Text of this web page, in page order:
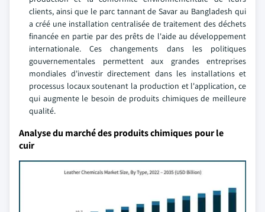
clients, ainsi que le parc tannant de Savar au Bangladesh qui
a créé une installation centralisée de traitement des déchets
financée en partie par des prêts de l'aide au développement
internationale. Ces changements dans les politiques
gouvernementales permettent aux grandes entreprises
mondiales d'investir directement dans les installations et
processus locaux soutenant la production et l'application, ce
qui augmente le besoin de produits chimiques de meilleure
qualité.
Analyse du marché des produits chimiques pour le
cuir